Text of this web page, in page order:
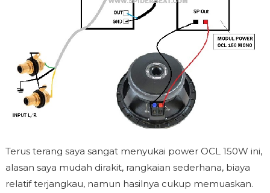
Terus terang saya sangat menyukai power OCL 150W ini,
alasan saya mudah dirakit, rangkaian sederhana, biaya
relatif terjangkau, namun hasilnya cukup memuaskan.